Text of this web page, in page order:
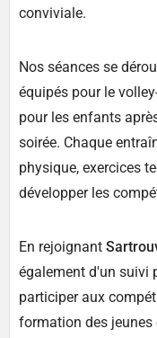
conviviale.
Nos séances se
équipés pour le
pour les enfants
soirée. Chaque
physique, exercices
développer les
En rejoignant
également d'un suivi
participer aux
formation des jeunes